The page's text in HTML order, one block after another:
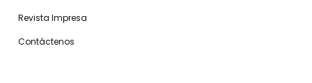
Revista Impresa
Contáctenos